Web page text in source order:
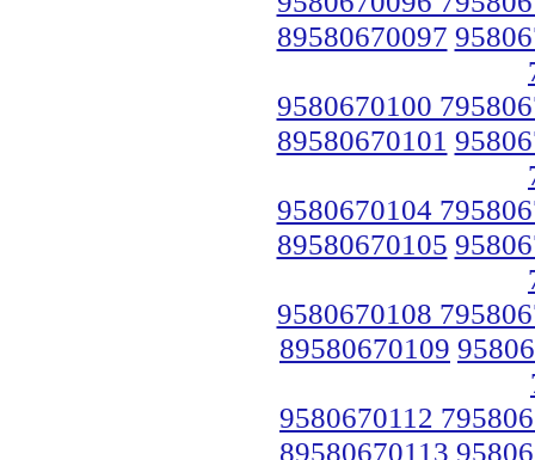
89580670097
9580670100
89580670101
9580670104
89580670105
9580670108
89580670109
9580670112
89580670113